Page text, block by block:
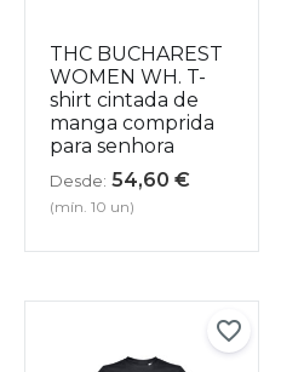
THC BUCHAREST
WOMEN WH. T-
shirt cintada de
manga comprida
para senhora
Desde: 54,60 €
(mín. 10 un)